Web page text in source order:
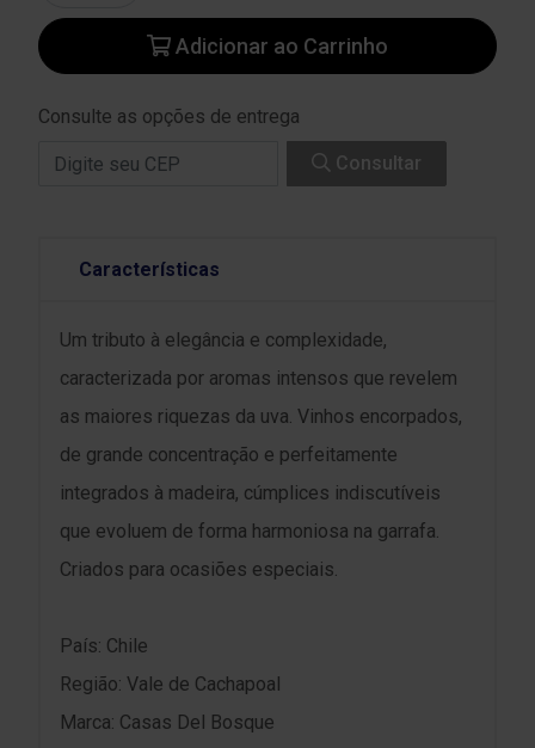
Adicionar ao Carrinho
Consulte as opções de entrega
Consultar
Características
Um tributo à elegância e complexidade,
caracterizada por aromas intensos que revelem
as maiores riquezas da uva. Vinhos encorpados,
de grande concentração e perfeitamente
integrados à madeira, cúmplices indiscutíveis
que evoluem de forma harmoniosa na garrafa.
Criados para ocasiões especiais.
País: Chile
Região: Vale de Cachapoal
Marca: Casas Del Bosque